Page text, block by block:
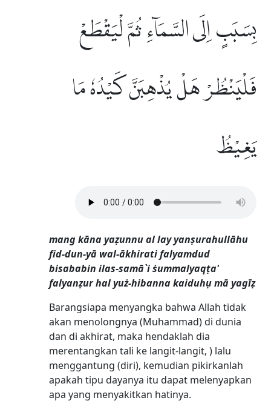
بِسَبَبٍ اِلَى السَّمَاۤءِ ثُمَّ لْيَقْطَعْ
فَلْيَنْظُرْ هَلْ يُذْهِبَنَّ كَيْدُهٗ مَا
يَغِيْظُ
mang kāna yaẓunnu al lay yanṣurahullāhu
fid-dun-yā wal-ākhirati falyamdud
bisababin ilas-samā`i ṡummalyaqṭa'
falyanẓur hal yuż-hibanna kaiduhụ mā yagīẓ
Barangsiapa menyangka bahwa Allah tidak
akan menolongnya (Muhammad) di dunia
dan di akhirat, maka hendaklah dia
merentangkan tali ke langit-langit, ) lalu
menggantung (diri), kemudian pikirkanlah
apakah tipu dayanya itu dapat melenyapkan
apa yang menyakitkan hatinya.